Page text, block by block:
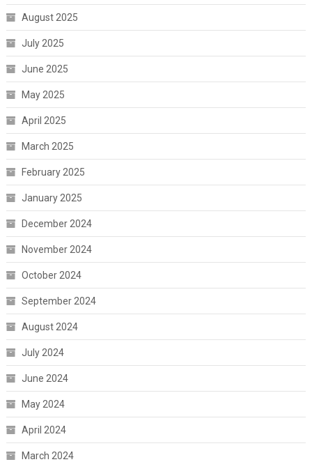
August 2025
July 2025
June 2025
May 2025
April 2025
March 2025
February 2025
January 2025
December 2024
November 2024
October 2024
September 2024
August 2024
July 2024
June 2024
May 2024
April 2024
March 2024